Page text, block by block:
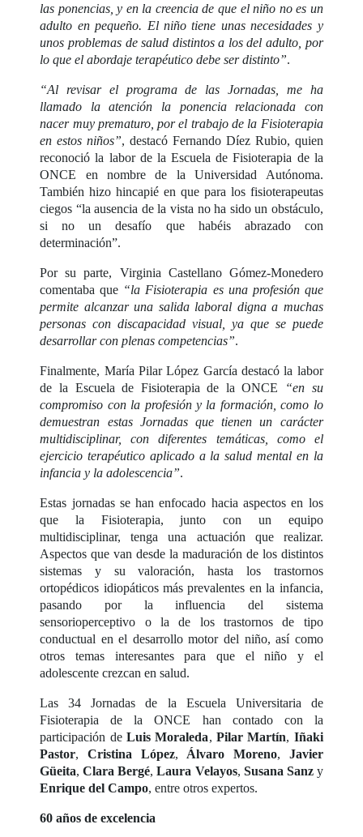
las ponencias, y en la creencia de que el niño no es un
adulto en pequeño. El niño tiene unas necesidades y
unos problemas de salud distintos a los del adulto, por
lo que el abordaje terapéutico debe ser distinto”.
“Al revisar el programa de las Jornadas, me ha
llamado la atención la ponencia relacionada con
nacer muy prematuro, por el trabajo de la Fisioterapia
en estos niños”, destacó Fernando Díez Rubio, quien
reconoció la labor de la Escuela de Fisioterapia de la
ONCE en nombre de la Universidad Autónoma.
También hizo hincapié en que para los fisioterapeutas
ciegos “la ausencia de la vista no ha sido un obstáculo,
si no un desafío que habéis abrazado con
determinación”.
Por su parte, Virginia Castellano Gómez-Monedero
comentaba que “la Fisioterapia es una profesión que
permite alcanzar una salida laboral digna a muchas
personas con discapacidad visual, ya que se puede
desarrollar con plenas competencias”.
Finalmente, María Pilar López García destacó la labor
de la Escuela de Fisioterapia de la ONCE
“en su
compromiso con la profesión y la formación, como lo
demuestran estas Jornadas que tienen un carácter
multidisciplinar, con diferentes temáticas, como el
ejercicio terapéutico aplicado a la salud mental en la
infancia y la adolescencia”.
Estas jornadas se han enfocado hacia aspectos en los
que la Fisioterapia, junto con un equipo
multidisciplinar, tenga una actuación que realizar.
Aspectos que van desde la maduración de los distintos
sistemas y su valoración, hasta los trastornos
ortopédicos idiopáticos más prevalentes en la infancia,
pasando por la influencia del sistema
sensorioperceptivo o la de los trastornos de tipo
conductual en el desarrollo motor del niño, así como
otros temas interesantes para que el niño y el
adolescente crezcan en salud.
Las 34 Jornadas de la Escuela Universitaria de
Fisioterapia de la ONCE han contado con la
participación deLuis Moraleda, Pilar Martín, Iñaki
Pastor, Cristina López,Álvaro Moreno, Javier
Güeita,Clara Bergé,Laura Velayos, Susana Sanzy
Enrique del Campo, entre otros expertos.
60 años de excelencia